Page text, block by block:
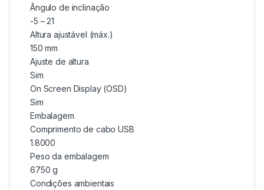
Ângulo de inclinação
-5 – 21
Altura ajustável (máx.)
150 mm
Ajuste de altura
Sim
On Screen Display (OSD)
Sim
Embalagem
Comprimento de cabo USB
1.8000
Peso da embalagem
6750 g
Condições ambientais